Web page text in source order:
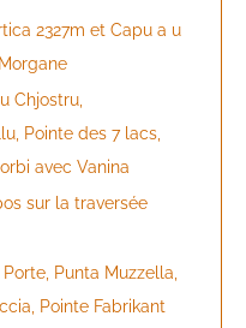
2327m et Capu a u
Chjostru,
Pointe des 7 lacs,
avec Vanina
sur la traversée
Punta Muzzella,
Pointe Fabrikant